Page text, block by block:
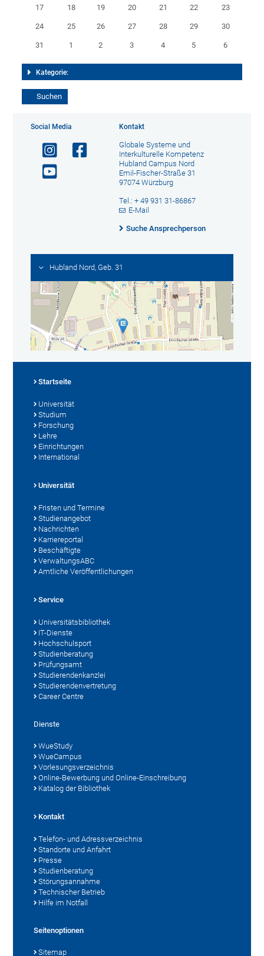
17 18 19 20 21 22 23
24 25 26 27 28 29 30
31 1 2 3 4 5 6
Kategorie:
Social Media Kontakt
Globale Systeme und
Interkulturelle Kompetenz
Hubland Campus Nord
Emil-Fischer-Straße 31
97074 Würzburg
Tel.: + 49 931 31-86867
E-Mail
Suche Ansprechperson
Hubland Nord, Geb. 31
Startseite
Universität
Studium
Forschung
Lehre
Einrichtungen
International
Universität
Fristen und Termine
Studienangebot
Nachrichten
Karriereportal
Beschäftigte
VerwaltungsABC
Amtliche Veröffentlichungen
Service
Universitätsbibliothek
IT-Dienste
Hochschulsport
Studienberatung
Prüfungsamt
Studierendenkanzlei
Studierendenvertretung
Career Centre
Dienste
WueStudy
WueCampus
Vorlesungsverzeichnis
Online-Bewerbung und Online-Einschreibung
Katalog der Bibliothek
Kontakt
Telefon- und Adressverzeichnis
Standorte und Anfahrt
Presse
Studienberatung
Störungsannahme
Technischer Betrieb
Hilfe im Notfall
Seitenoptionen
Sitemap